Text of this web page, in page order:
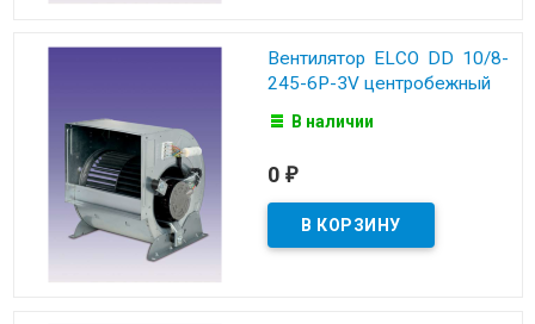
Вентилятор ELCO DD 10/8-
245-6P-3V центробежный
В наличии
0 ₽